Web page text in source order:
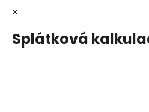
×
Splátková